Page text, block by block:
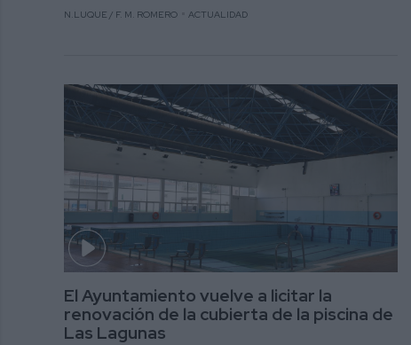
N.LUQUE / F. M. ROMERO ACTUALIDAD
El Ayuntamiento vuelve a licitar la
renovación de la cubierta de la piscina de
Las Lagunas